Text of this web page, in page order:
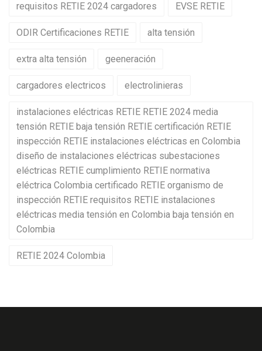
requisitos RETIE 2024 cargadores EVSE RETIE
ODIR Certificaciones RETIE alta tensión
extra alta tensión geeneración
cargadores electricos electrolinieras
instalaciones eléctricas RETIE RETIE 2024 media
tensión RETIE baja tensión RETIE certificación RETIE
inspección RETIE instalaciones eléctricas en Colombia
diseño de instalaciones eléctricas subestaciones
eléctricas RETIE cumplimiento RETIE normativa
eléctrica Colombia certificado RETIE organismo de
inspección RETIE requisitos RETIE instalaciones
eléctricas media tensión en Colombia baja tensión en
Colombia
RETIE 2024 Colombia